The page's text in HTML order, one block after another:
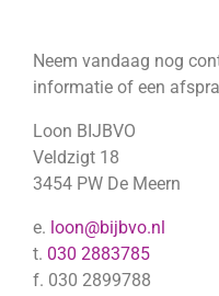
Neem vandaag nog
informatie of een
Loon BIJBVO
Veldzigt 18
3454 PW De Meern
e. loon@bijbvo.nl
t. 030 2883785
f. 030 2899788